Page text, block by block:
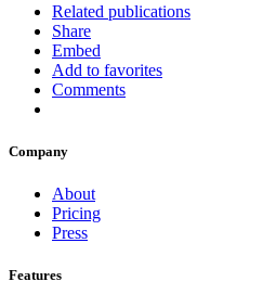
Related publications
Share
Embed
Add to favorites
Comments
Company
About
Pricing
Press
Features